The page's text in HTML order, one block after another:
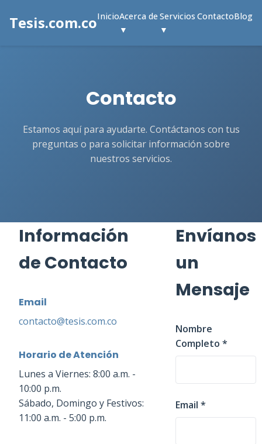
Tesis.com.coInicioAcerca de
▼
Servicios
▼
ContactoBlog
Contacto
Estamos aquí para ayudarte. Contáctanos con tus
preguntas o para solicitar información sobre
nuestros servicios.
Información
de Contacto
Email
contacto@tesis.com.co
Horario de Atención
Lunes a Viernes: 8:00 a.m. -
10:00 p.m.
Sábado, Domingo y Festivos:
11:00 a.m. - 5:00 p.m.
Envíanos
un
Mensaje
Nombre
Completo *
Email *